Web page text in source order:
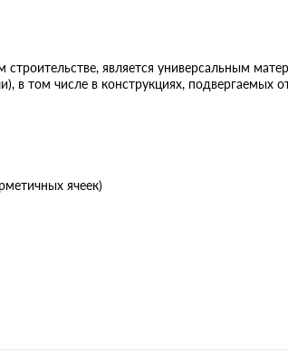
является универсальным
в том числе в конструкциях, подвергаемых
ячеек)